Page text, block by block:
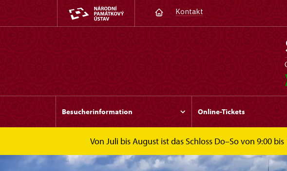
Kontakt
Besucherinformation Online-Tickets
Von Juli bis August ist das Schloss Do–So von 9:00